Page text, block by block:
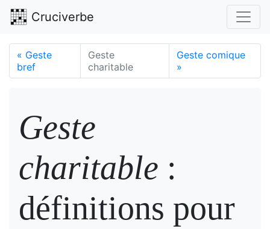
Cruciverbe
« Geste
bref
Geste
charitable
Geste comique
»
Geste
charitable :
définitions pour